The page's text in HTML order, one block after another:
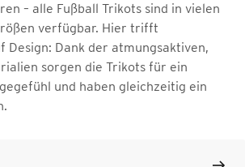
– alle Fußball Trikots sind in vielen
verfügbar. Hier trifft
Design: Dank der atmungsaktiven,
sorgen die Trikots für ein
und haben gleichzeitig ein